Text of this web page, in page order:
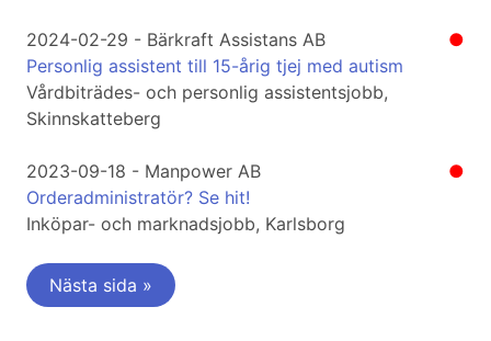
●
2024-02-29 - Bärkraft Assistans AB
Personlig assistent till 15-årig tjej med autism
Vårdbiträdes- och personlig assistentsjobb,
Skinnskatteberg
●
2023-09-18 - Manpower AB
Orderadministratör? Se hit!
Inköpar- och marknadsjobb, Karlsborg
Nästa sida »